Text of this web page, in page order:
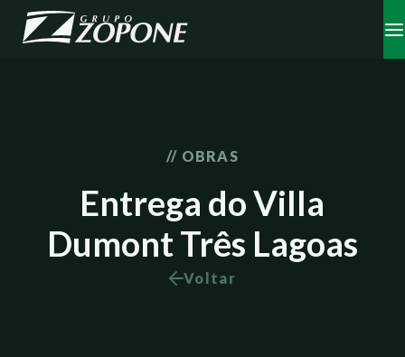
// OBRAS
Entrega do Villa
Dumont Três Lagoas
Voltar